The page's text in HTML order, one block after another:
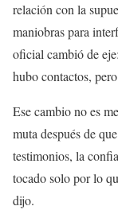
relación con la
maniobras para
oficial cambió de
hubo contactos,
Ese cambio no es
muta después de
testimonios, la
tocado solo por lo
dijo.